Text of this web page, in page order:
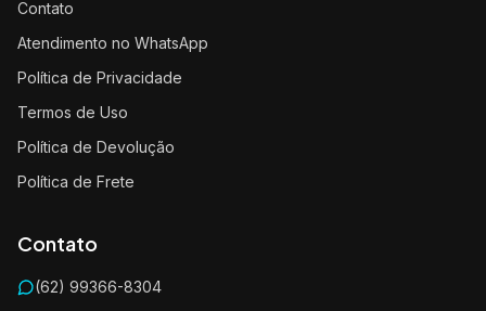
Contato
Atendimento no WhatsApp
Política de Privacidade
Termos de Uso
Política de Devolução
Política de Frete
Contato
(62) 99366-8304